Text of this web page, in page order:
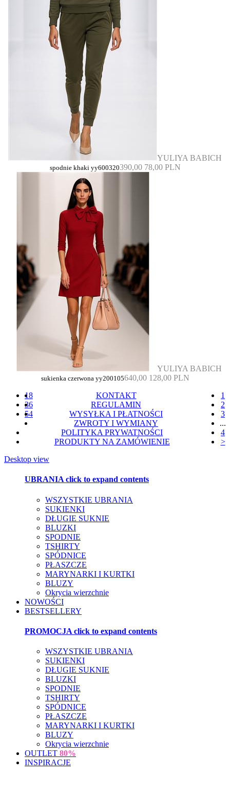
YULIYA BABICH
spodnie khaki yy600320390,00 78,00 PLN
YULIYA BABICH
sukienka czerwona yy200105640,00 128,00 PLN
18
36
54
1
2
3
...
4
>
KONTAKT
REGULAMIN
WYSYŁKA I PŁATNOŚCI
ZWROTY I WYMIANY
POLITYKA PRYWATNOŚCI
PRODUKTY NA ZAMÓWIENIE
Desktop view
UBRANIA click to expand contents
WSZYSTKIE UBRANIA
SUKIENKI
DŁUGIE SUKNIE
BLUZKI
SPODNIE
TSHIRTY
SPÓDNICE
PŁASZCZE
MARYNARKI I KURTKI
BLUZY
Okrycia wierzchnie
NOWOŚCI
BESTSELLERY
PROMOCJA click to expand contents
WSZYSTKIE UBRANIA
SUKIENKI
DŁUGIE SUKNIE
BLUZKI
SPODNIE
TSHIRTY
SPÓDNICE
PŁASZCZE
MARYNARKI I KURTKI
BLUZY
Okrycia wierzchnie
OUTLET 80%
INSPIRACJE